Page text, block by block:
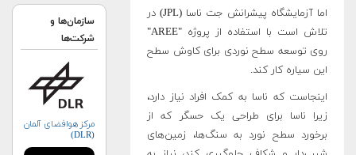
اما آزمایشگاه پیشرانش جت ناسا (JPL) در
تلاش است با استفاده از پروژه "AREE"
روی توسعه سطح نوردی برای کاوش سطح
این سیاره کار کند.
اینجاست که ناسا به کمک افراد نیاز دارد،
زیرا ناسا برای طراحی یک حسگر که از
برخورد سطح نورد به سنگ‌ها، زمین‌های
سازمان‌ها و
شرکت‌ها
مرکز هوافضای آلمان
(DLR)